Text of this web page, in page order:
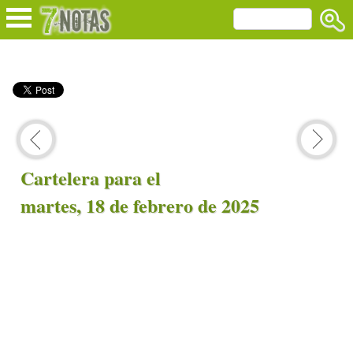
Cartelera para el
martes, 18 de febrero de 2025